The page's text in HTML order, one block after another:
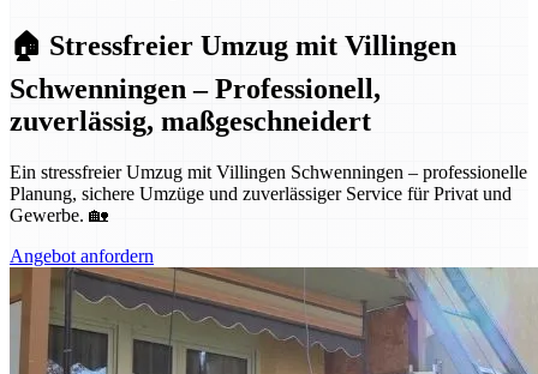
🏠 Stressfreier Umzug mit Villingen
Schwenningen – Professionell,
zuverlässig, maßgeschneidert
Ein stressfreier Umzug mit Villingen Schwenningen – professionelle
Planung, sichere Umzüge und zuverlässiger Service für Privat und
Gewerbe. 🏡
Angebot anfordern